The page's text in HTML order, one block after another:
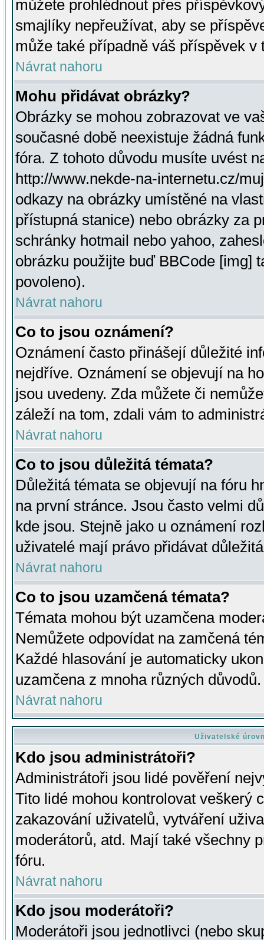
můžete prohlédnout přes
smajlíky nepřeužívat, aby se
může také případně váš příspěvek v
Návrat nahoru
Mohu přidávat obrázky?
Obrázky se mohou zobrazovat ve
současné době neexistuje žádná
fóra. Z tohoto důvodu musíte uvést
http://www.nekde-na-internetu.cz/
odkazy na obrázky umístěné na
přístupná stanice) nebo obrázky za
schránky hotmail nebo yahoo,
obrázku použijte buď BBCode [img]
povoleno).
Návrat nahoru
Co to jsou oznámení?
Oznámení často přinášejí důležité
nejdříve. Oznámení se objevují na
jsou uvedeny. Zda můžete či
záleží na tom, zdali vám to
Návrat nahoru
Co to jsou důležitá témata?
Důležitá témata se objevují na fóru
na první stránce. Jsou často velmi
kde jsou. Stejně jako u oznámení
uživatelé mají právo přidávat
Návrat nahoru
Co to jsou uzamčená témata?
Témata mohou být uzamčena
Nemůžete odpovídat na zamčená
Každé hlasování je automaticky
uzamčena z mnoha různých důvodů.
Návrat nahoru
Uživatelské
Kdo jsou administrátoři?
Administrátoři jsou lidé pověření
Tito lidé mohou kontrolovat veškerý
zakazování uživatelů, vytváření
moderátorů, atd. Mají také všechny
fóru.
Návrat nahoru
Kdo jsou moderátoři?
Moderátoři jsou jednotlivci (nebo